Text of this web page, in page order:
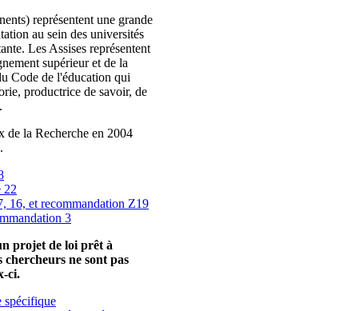
représentent une grande
au sein des universités
Les Assises représentent
supérieur et de la
Code de l'éducation qui
productrice de savoir, de
de la Recherche en 2004
22
16, et recommandation Z19
3
projet de loi prêt à
ne sont pas
ci.
spécifique